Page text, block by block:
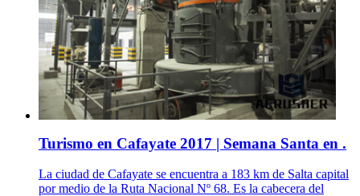
Turismo en Cafayate 2017 | Semana Santa en .
La ciudad de Cafayate se encuentra a 183 km de Salta capital
por medio de la Ruta Nacional Nº 68. Es la cabecera del